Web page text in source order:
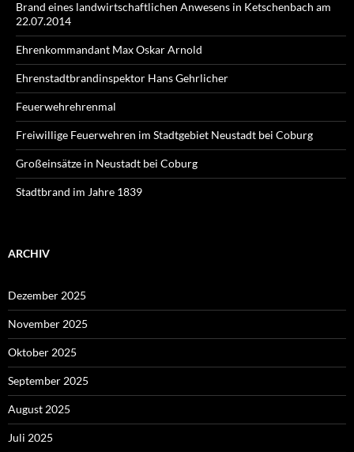
Brand eines landwirtschaftlichen Anwesens in Ketschenbach am
22.07.2014
Ehrenkommandant Max Oskar Arnold
Ehrenstadtbrandinspektor Hans Gehrlicher
Feuerwehrehrenmal
Freiwillige Feuerwehren im Stadtgebiet Neustadt bei Coburg
Großeinsätze in Neustadt bei Coburg
Stadtbrand im Jahre 1839
ARCHIV
Dezember 2025
November 2025
Oktober 2025
September 2025
August 2025
Juli 2025